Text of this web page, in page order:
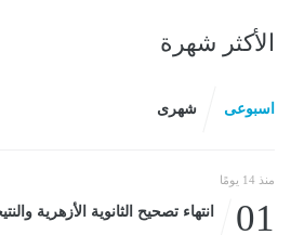
الأكثر شهرة
اسبوعى شهرى
منذ 14 يومًا
01 انتهاء تصحيح الثانوية الأزهرية